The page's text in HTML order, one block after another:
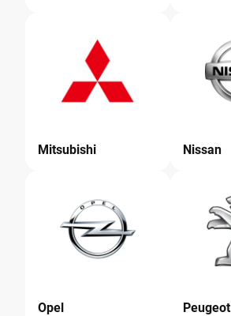
Mitsubishi Nissan
Opel Peugeot